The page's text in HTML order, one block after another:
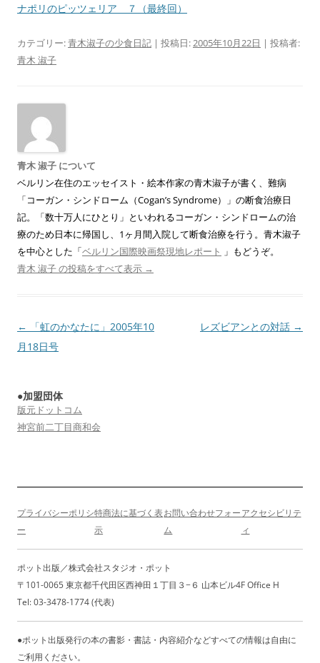
ナポリのピッツェリア ７（最終回）
カテゴリー:青木淑子の少食日記 | 投稿日: 2005年10月22日 | 投稿者:
青木 淑子
青木 淑子 について
ベルリン在住のエッセイスト・絵本作家の青木淑子が書く、難病
「コーガン・シンドローム（Cogan’s Syndrome）」の断食治療日
記。「数十万人にひとり」といわれるコーガン・シンドロームの治
療のため日本に帰国し、1ヶ月間入院して断食治療を行う。青木淑子
を中心とした「ベルリン国際映画祭現地レポート 」もどうぞ。
青木 淑子 の投稿をすべて表示 →
投
稿
ゲ
ー
ン
←
「虹のかなたに」2005年10
月18日号
レズビアンとの対話 →
●加盟団体
版元ドットコム
神宮前二丁目商和会
プライバシーポリシ
ー
特商法に基づく表
示
お問い合わせフォー
ム
アクセシビリテ
ィ
ポット出版／株式会社スタジオ・ポット
〒101-0065 東京都千代田区西神田１丁目３−６ 山本ビル4F Office H
Tel: 03-3478-1774 (代表)
●ポット出版発行の本の書影・書誌・内容紹介などすべての情報は自由に
ご利用ください。